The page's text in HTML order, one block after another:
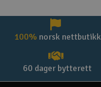
100% norsk nettbutikk
60 dager bytterett